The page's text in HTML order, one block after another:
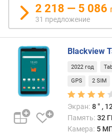
ж
к
а
H
D
R
G
o
i
l
2 218 — 5 086
31 предложение
Blackview
2022 год
GPS 2 SIM
Экран: 8 ″ ,
Память: 32
Камера: 5